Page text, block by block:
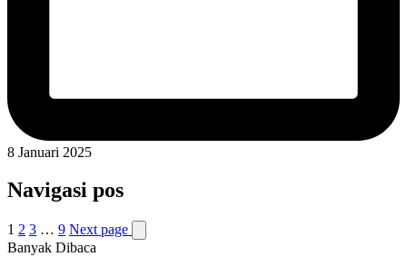
8 Januari 2025
Navigasi pos
1 2 3 … 9 Next page
Banyak Dibaca